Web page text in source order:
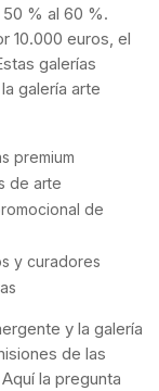
% al 60 %.
10.000 euros, el
galerías
galería arte
premium
de arte
de
y curadores
y la galería
de las
la pregunta